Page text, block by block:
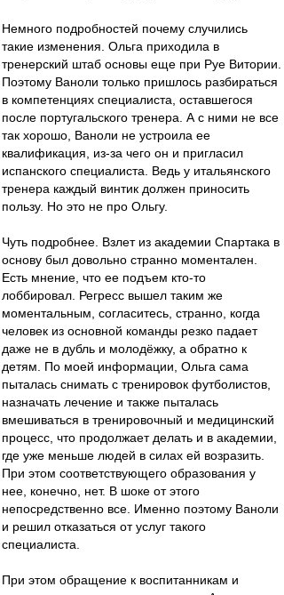
Немного подробностей почему случились
такие изменения. Ольга приходила в
тренерский штаб основы еще при Руе Витории.
Поэтому Ваноли только пришлось разбираться
в компетенциях специалиста, оставшегося
после португальского тренера. А с ними не все
так хорошо, Ваноли не устроила ее
квалификация, из-за чего он и пригласил
испанского специалиста. Ведь у итальянского
тренера каждый винтик должен приносить
пользу. Но это не про Ольгу.
Чуть подробнее. Взлет из академии Спартака в
основу был довольно странно моментален.
Есть мнение, что ее подъем кто-то
лоббировал. Регресс вышел таким же
моментальным, согласитесь, странно, когда
человек из основной команды резко падает
даже не в дубль и молодёжку, а обратно к
детям. По моей информации, Ольга сама
пыталась снимать с тренировок футболистов,
назначать лечение и также пыталась
вмешиваться в тренировочный и медицинский
процесс, что продолжает делать и в академии,
где уже меньше людей в силах ей возразить.
При этом соответствующего образования у
нее, конечно, нет. В шоке от этого
непосредственно все. Именно поэтому Ваноли
и решил отказаться от услуг такого
специалиста.
При этом обращение к воспитанникам и